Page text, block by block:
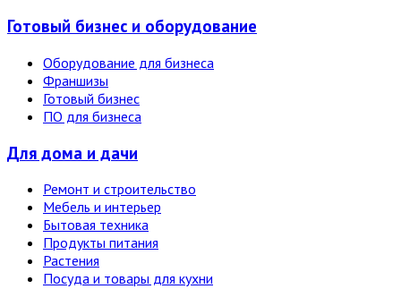
Готовый бизнес и оборудование
Оборудование для бизнеса
Франшизы
Готовый бизнес
ПО для бизнеса
Для дома и дачи
Ремонт и строительство
Мебель и интерьер
Бытовая техника
Продукты питания
Растения
Посуда и товары для кухни